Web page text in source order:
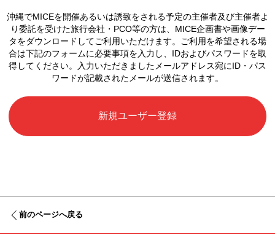
沖縄でMICEを開催あるいは誘致をされる予定の主催者及び主催者よ
り委託を受けた旅行会社・PCO等の方は、 MICE企画書や画像デー
タをダウンロードしてご利用いただけます。
ご利用を希望される場
合は下記のフォームに必要事項を入力し、 IDおよびパスワードを取
得してください。
入力いただきましたメールアドレス宛にID・パス
ワードが記載されたメールが送信されます。
新規ユーザー登録
前のページへ戻る